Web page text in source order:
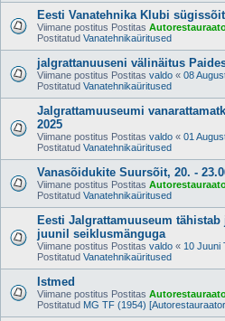
Eesti Vanatehnika Klubi
Viimane postitus Postitas
Postitatud Vanatehnikaüritused
jalgrattanuuseni välinäitus
Viimane postitus Postitas valdo « 08
Postitatud Vanatehnikaüritused
Jalgrattamuuseumi
2025
Viimane postitus Postitas valdo « 01
Postitatud Vanatehnikaüritused
Vanasõidukite Suursõit, 20. -
Viimane postitus Postitas
Postitatud Vanatehnikaüritused
Eesti Jalgrattamuuseum tähistab
juunil seiklusmänguga
Viimane postitus Postitas valdo « 10 Juuni
Postitatud Vanatehnikaüritused
Istmed
Viimane postitus Postitas
Postitatud MG TF (1954)